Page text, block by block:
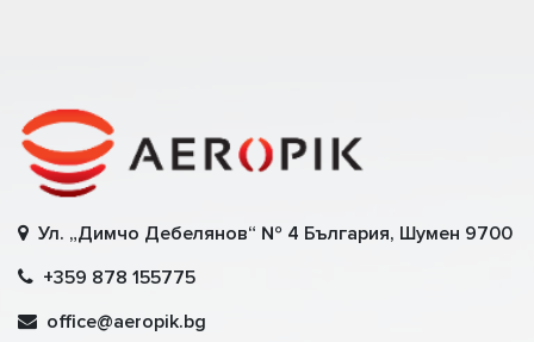
Ул. „Димчо Дебелянов“ № 4 България, Шумен 9700
+359 878 155775
office@aeropik.bg